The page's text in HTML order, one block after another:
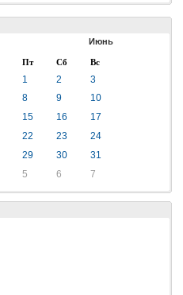
Июнь
Пт Сб Вс
1 2
3
8 9
10
15 16
17
22 23
24
29 30
31
5 6 7